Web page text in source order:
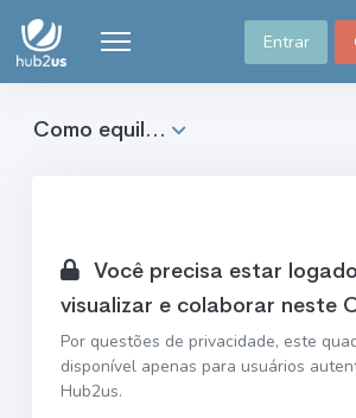
Entrar
Como equil...
Você precisa estar
visualizar e colaborar neste
Por questões de privacidade, este
disponível apenas para usuários
Hub2us.